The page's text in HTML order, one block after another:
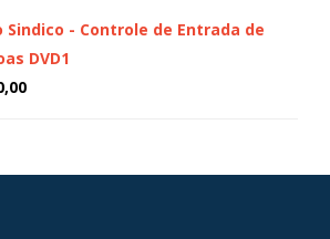
Sindico - Controle de Entrada de
DVD1